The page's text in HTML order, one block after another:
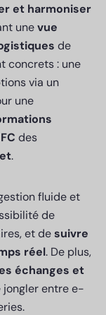
et harmoniser
unevue
de
concrets : une
via un
une
des
.
fluide et
de
et desuivre
réel. De plus,
échanges et
jongler entre e-